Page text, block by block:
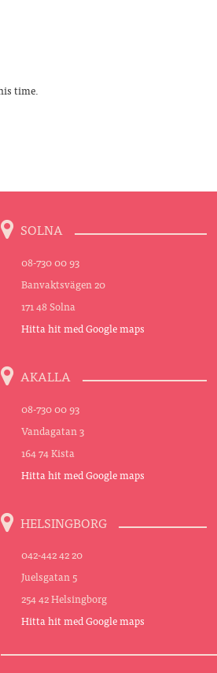
time.
SOLNA
08-730 00 93
Banvaktsvägen 20
171 48 Solna
Hitta hit med Google maps
AKALLA
08-730 00 93
Vandagatan 3
164 74 Kista
Hitta hit med Google maps
HELSINGBORG
042-442 42 20
Juelsgatan 5
254 42 Helsingborg
Hitta hit med Google maps